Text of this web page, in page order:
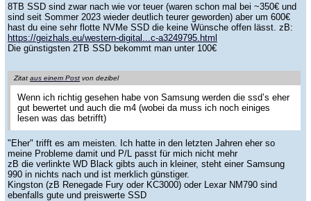
8TB SSD sind zwar nach wie vor teuer (waren schon mal bei ~350€ und
sind seit Sommer 2023 wieder deutlich teurer geworden) aber um 600€
hast du eine sehr flotte NVMe SSD die keine Wünsche offen lässt. zB:
https://geizhals.eu/western-digital...c-a3249795.html
Die günstigsten 2TB SSD bekommt man unter 100€
Zitat aus einem Post von dezibel
Wenn ich richtig gesehen habe von Samsung werden die ssd’s eher
gut bewertet und auch die m4 (wobei da muss ich noch einiges
lesen was das betrifft)
"Eher" trifft es am meisten. Ich hatte in den letzten Jahren eher so
meine Probleme damit und P/L passt für mich nicht mehr
zB die verlinkte WD Black gibts auch in kleiner, steht einer Samsung
990 in nichts nach und ist merklich günstiger.
Kingston (zB Renegade Fury oder KC3000) oder Lexar NM790 sind
ebenfalls gute und preiswerte SSD